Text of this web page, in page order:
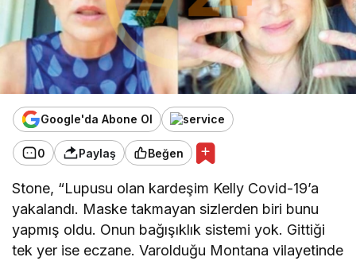
Google'da Abone Ol
0 Paylaş Beğen
Stone, “Lupusu olan kardeşim Kelly Covid-19’a
yakalandı. Maske takmayan sizlerden biri bunu
yapmış oldu. Onun bağışıklık sistemi yok. Gittiği
tek yer ise eczane. Varolduğu Montana vilayetinde